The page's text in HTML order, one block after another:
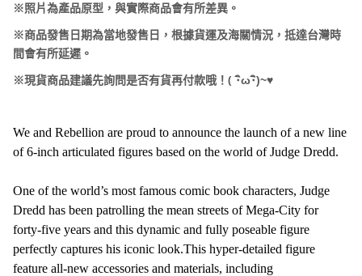
※照片為產品原型，與實際商品會有所差異。
※商品發售日期為當地發售日，根據貨運及海關情況，抵達台灣時
間會有所延遲。
※現貨商品建議先詢問是否有貨再付款哦！ (･ω･)~♥
We and Rebellion are proud to announce the launch of a new line
of 6-inch articulated figures based on the world of Judge Dredd.
One of the world’s most famous comic book characters, Judge
Dredd has been patrolling the mean streets of Mega-City for
forty-five years and this dynamic and fully poseable figure
perfectly captures his iconic look.This hyper-detailed figure
feature all-new accessories and materials, including